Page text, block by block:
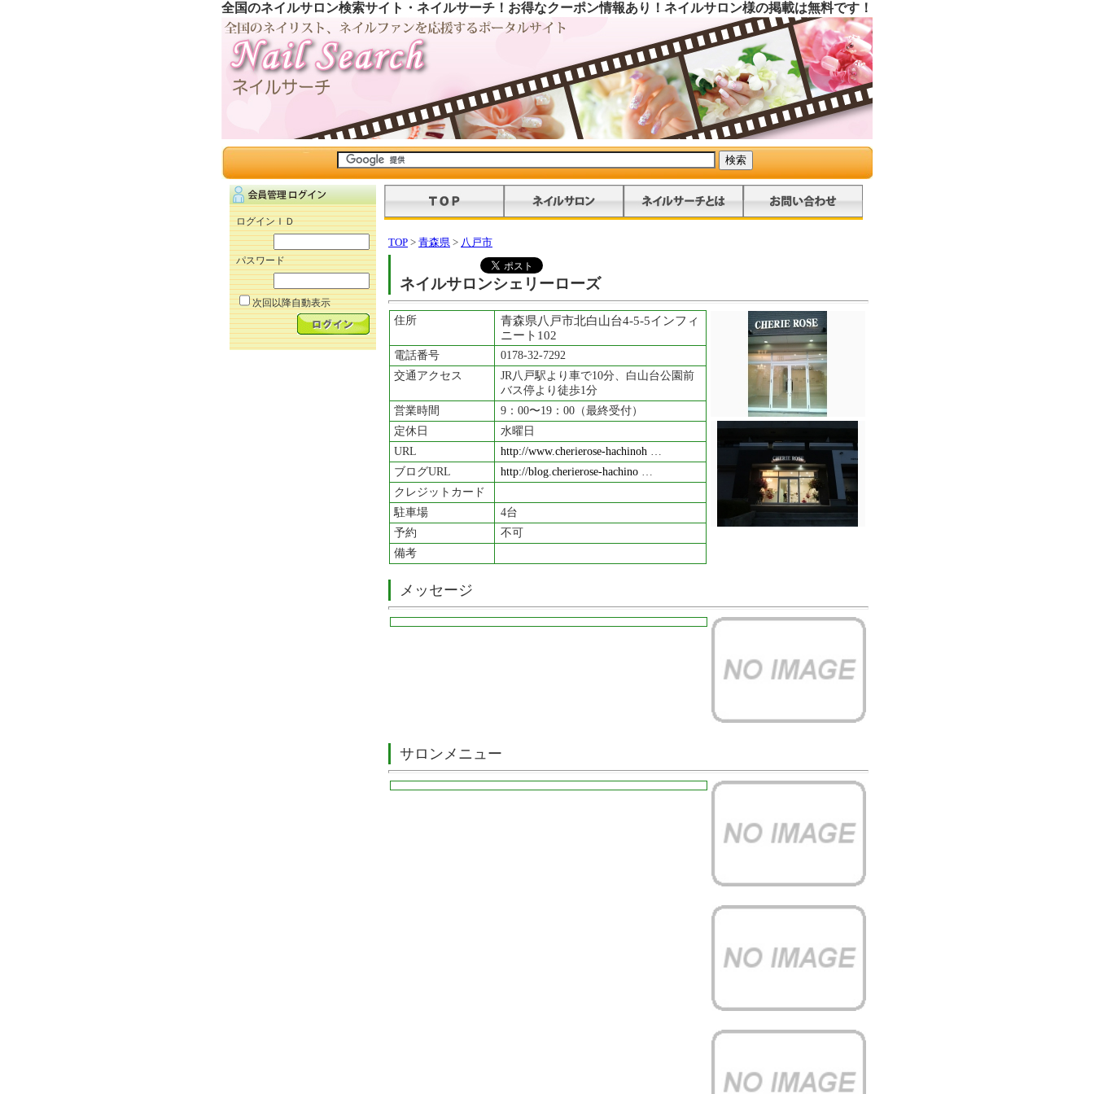
全国のネイルサロン検索サイト・ネイルサーチ！お得なクーポン情報あり！ネイルサロン様の掲載は無料です！
ログインＩＤ
パスワード
次回以降自動表示
TOP > 青森県 > 八戸市
ネイルサロンシェリーローズ
住所
青森県八戸市北白山台4-5-5インフィ
ニート102
電話番号
0178-32-7292
交通アクセス
JR八戸駅より車で10分、白山台公園前
バス停より徒歩1分
営業時間
9：00〜19：00（最終受付）
定休日
水曜日
URL
http://www.cherierose-hachinoh …
ブログURL
http://blog.cherierose-hachino …
クレジットカード
駐車場
4台
予約
不可
備考
メッセージ
サロンメニュー